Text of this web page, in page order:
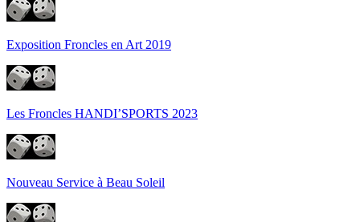
Exposition Froncles en Art 2019
Les Froncles HANDI’SPORTS 2023
Nouveau Service à Beau Soleil